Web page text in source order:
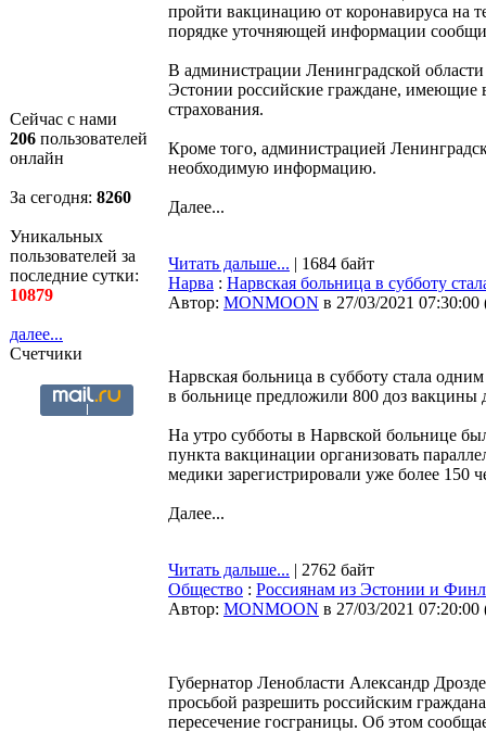
Сейчас с нами
206 пользователей
онлайн
За сегодня: 8260
Уникальных
пользователей за
последние сутки:
10879
далее...
Счетчики
пройти вакцинацию от коронавируса на
порядке уточняющей информации
В администрации Ленинградской
Эстонии российские граждане, имеющие
страхования.
Кроме того, администрацией
необходимую информацию.
Далее...
Читать дальше... | 1684 байт
Нарва : Нарвская больница в субботу
Автор: MONMOON в 27/03/2021 07:30:00
Нарвская больница в субботу стала
в больнице предложили 800 доз вакцины
На утро субботы в Нарвской больнице
пункта вакцинации организовать
медики зарегистрировали уже более 150
Далее...
Читать дальше... | 2762 байт
Общество : Россиянам из Эстонии и
Автор: MONMOON в 27/03/2021 07:20:00
Губернатор Ленобласти Александр
просьбой разрешить российским
пересечение госграницы. Об этом